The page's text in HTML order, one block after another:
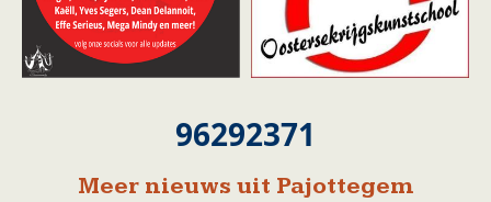
96292371
Meer nieuws uit Pajottegem